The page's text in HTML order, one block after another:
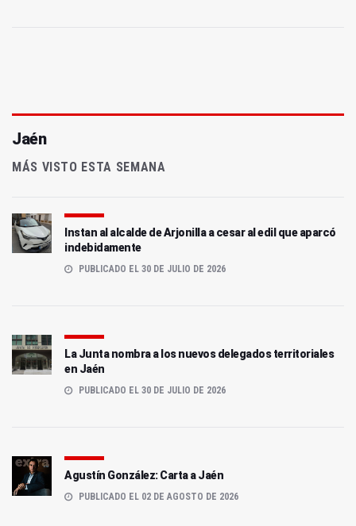
Jaén
MÁS VISTO ESTA SEMANA
Instan al alcalde de Arjonilla a cesar al edil que aparcó
indebidamente
PUBLICADO EL 30 DE JULIO DE 2026
La Junta nombra a los nuevos delegados territoriales
en Jaén
PUBLICADO EL 30 DE JULIO DE 2026
Agustín González: Carta a Jaén
PUBLICADO EL 02 DE AGOSTO DE 2026